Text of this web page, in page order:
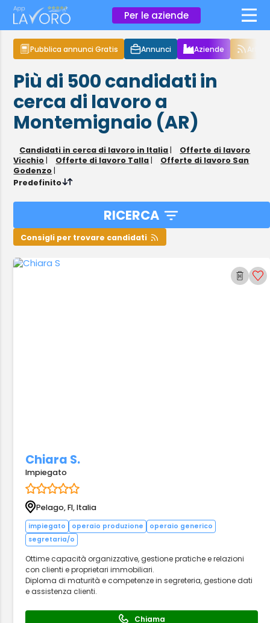
Per le aziende ×
Pubblica annunci Gratis Annunci Aziende
Più di 500candidati in
cerca di lavoroa
Montemignaio (AR)
Candidati in cerca di lavoro in Italia |
Offerte di lavoro
Vicchio | Offerte di lavoro Talla |
Offerte di lavoro San
Godenzo |
Predefinito
RICERCA
Consigli per trovare candidati
Chiara S.
Impiegato
Pelago, FI, Italia
impiegato operaio produzione
operaio generico
segretaria/o
Ottime capacità organizzative, gestione pratiche e relazioni
con clienti e proprietari immobiliari.
Diploma di maturità e competenze in segreteria, gestione dati
e assistenza clienti.
Chiama